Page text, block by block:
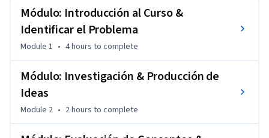
idoneidad.
El proceso a seguir para ir del problema a la solución es el
siguiente:
a. Encontrar una situación que se beneficiaría con soluciones
innovadoras.
b. A partir de lo aprendido en los cursos previos, desarrollar
un proceso para ir de la búsqueda de problemas dentro del
Módulo: Introducción al Curso &
Identificar el Problema
Module 1 • 4 hours to complete
Módulo: Investigación & Producción de
Ideas
Module 2 • 2 hours to complete